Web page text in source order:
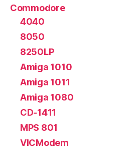
Commodore
4040
8050
8250LP
Amiga 1010
Amiga 1011
Amiga 1080
CD-1411
MPS 801
VICModem